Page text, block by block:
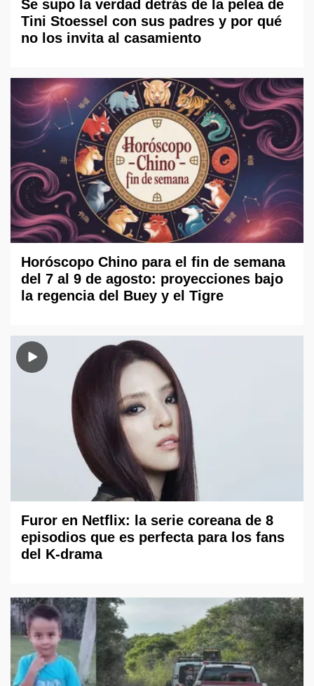
Se supo la verdad detrás de la pelea de
Tini Stoessel con sus padres y por qué
no los invita al casamiento
Horóscopo Chino para el fin de semana
del 7 al 9 de agosto: proyecciones bajo
la regencia del Buey y el Tigre
Furor en Netflix: la serie coreana de 8
episodios que es perfecta para los fans
del K-drama